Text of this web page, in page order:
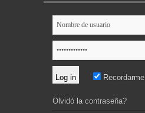
Recordarme
Olvidó la contraseña?